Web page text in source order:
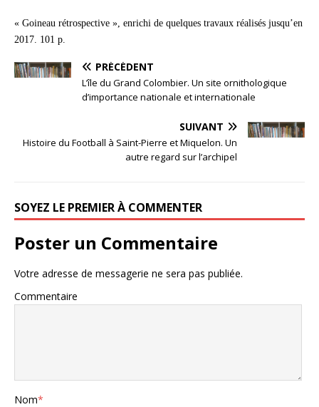
« Goineau rétrospective », enrichi de quelques travaux réalisés jusqu’en
2017. 101 p.
PRÉCÉDENT
L’île du Grand Colombier. Un site ornithologique
d’importance nationale et internationale
SUIVANT
Histoire du Football à Saint-Pierre et Miquelon. Un
autre regard sur l’archipel
SOYEZ LE PREMIER À COMMENTER
Poster un Commentaire
Votre adresse de messagerie ne sera pas publiée.
Commentaire
Nom*